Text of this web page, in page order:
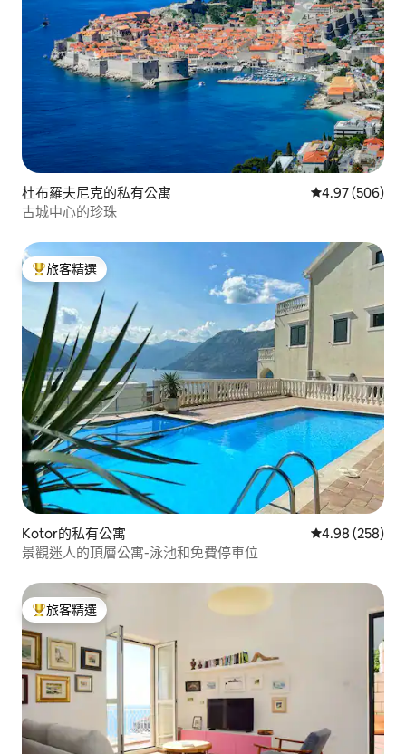
杜布羅夫尼克的私有公寓 從 506 則評價
4.97 (506)
古城中心的珍珠
旅客精選榜首
旅客精選
Kotor的私有公寓 從 258 則評價
4.98 (258)
景觀迷人的頂層公寓-泳池和免費停車位
旅客精選榜首
旅客精選